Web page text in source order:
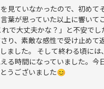
見ていなかったので、初めて
葉が思っていた以上に響いて
れで大丈夫かな？」と不安で
り、素敵な感性で受け止めて
ました。 そして終わる頃に
る時間になっていました。今
うございました😊